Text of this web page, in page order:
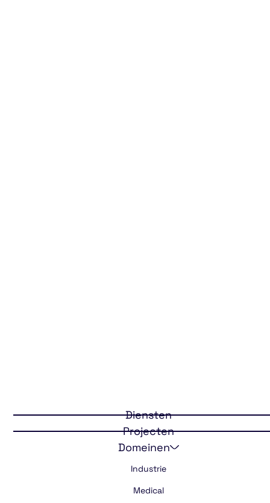
Diensten
Projecten
Domeinen
Industrie
Medical
ontwerp draait
om het bereiken
van de perfecte